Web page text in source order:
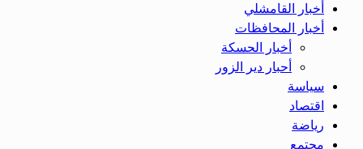
أخبار القامشلي
أخبار المحافظات
أخبار الحسكة
أحبار دير الزور
سياسة
اقتصاد
رياضة
مجتمع